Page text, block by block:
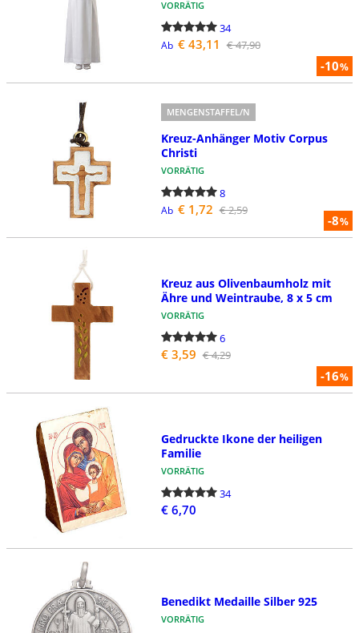
-10%
VORRÄTIG
34
Ab € 43,11 € 47,90
-8%
MENGENSTAFFEL/N
Kreuz-Anhänger Motiv Corpus
Christi
VORRÄTIG
8
Ab € 1,72 € 2,59
-16%
Kreuz aus Olivenbaumholz mit
Ähre und Weintraube, 8 x 5 cm
VORRÄTIG
6
€ 3,59 € 4,29
Gedruckte Ikone der heiligen
Familie
VORRÄTIG
34
€ 6,70
Benedikt Medaille Silber 925
VORRÄTIG